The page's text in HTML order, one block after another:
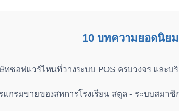
10 บทความยอดนิย
ทซอฟแวร์ไหนที่วางระบบ POS ครบวงจร และบ
แกรมขายของสหการโรงเรียน สตูล - ระบบสมา